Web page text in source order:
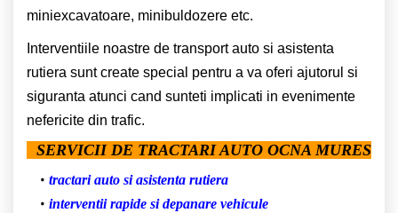
miniexcavatoare, minibuldozere etc.
Interventiile noastre de transport auto si asistenta
rutiera sunt create special pentru a va oferi ajutorul si
siguranta atunci cand sunteti implicati in evenimente
nefericite din trafic.
SERVICII DE TRACTARI AUTO OCNA MURES
tractari auto si asistenta rutiera
interventii rapide si depanare vehicule